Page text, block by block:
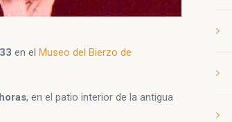
en el Museo del Bierzo de
, en el patio interior de la antigua